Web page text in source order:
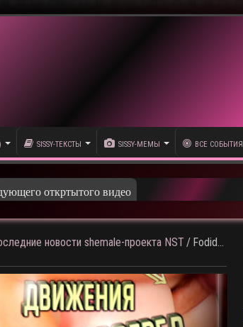
SISSY-ТЕКСТЫ SISSY-МЕМЫ ВСЕ СОБЫТИЯ
новости shemale-проекта NST / Fodid…